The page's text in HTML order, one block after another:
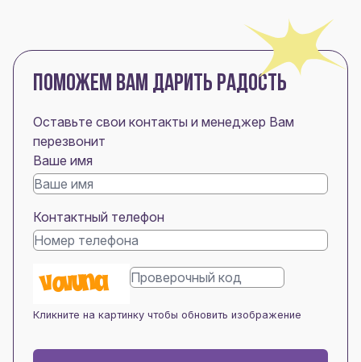
ПОМОЖЕМ ВАМ ДАРИТЬ РАДОСТЬ
Оставьте свои контакты и менеджер Вам
перезвонит
Ваше имя
Контактный телефон
Кликните на картинку чтобы обновить изображение